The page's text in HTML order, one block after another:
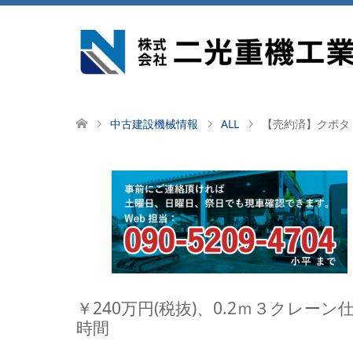
中古建設機械情報 ALL 【売約済】クボ
￥240万円(税抜)、0.2ｍ３クレーン
時間